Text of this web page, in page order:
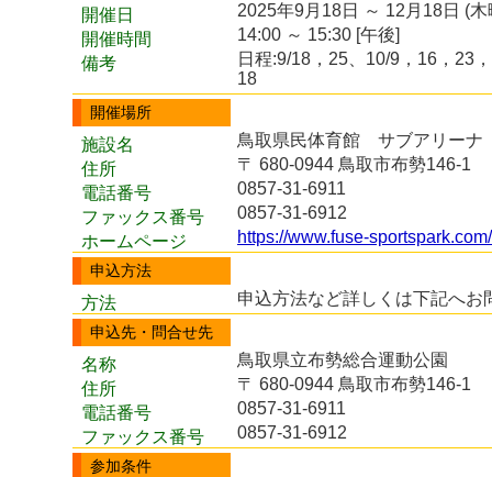
開催日
2025年9月18日 ～ 12月18日 (木
開催時間
14:00 ～ 15:30 [午後]
備考
日程:9/18，25、10/9，16，23
18
開催場所
施設名
鳥取県民体育館 サブアリーナ
住所
〒 680-0944 鳥取市布勢146-1
電話番号
0857-31-6911
ファックス番号
0857-31-6912
ホームページ
https://www.fuse-sportspark.com/
申込方法
方法 申込方法など詳しくは下記へお
申込先・問合せ先
名称
鳥取県立布勢総合運動公園
住所
〒 680-0944 鳥取市布勢146-1
電話番号
0857-31-6911
ファックス番号
0857-31-6912
参加条件